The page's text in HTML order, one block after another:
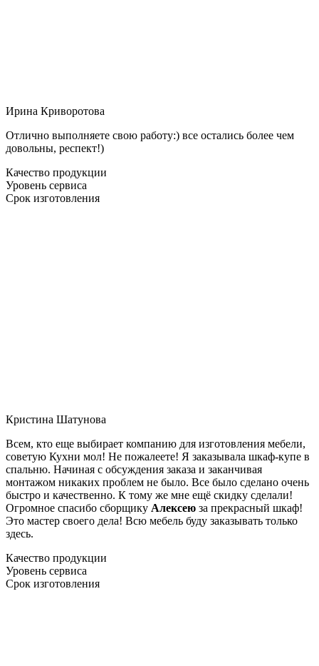
Ирина Криворотова
Отлично выполняете свою работу:) все остались более чем
довольны, респект!)
Качество продукции
Уровень сервиса
Срок изготовления
Кристина Шатунова
Всем, кто еще выбирает компанию для изготовления мебели,
советую Кухни мол! Не пожалеете! Я заказывала шкаф-купе в
спальню. Начиная с обсуждения заказа и заканчивая
монтажом никаких проблем не было. Все было сделано очень
быстро и качественно. К тому же мне ещё скидку сделали!
Огромное спасибо сборщику Алексею за прекрасный шкаф!
Это мастер своего дела! Всю мебель буду заказывать только
здесь.
Качество продукции
Уровень сервиса
Срок изготовления